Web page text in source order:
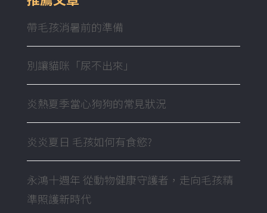
帶毛孩消暑前的準備
別讓貓咪「尿不出來」
炎熱夏季當心狗狗的常見狀況
炎炎夏日 毛孩如何有食慾?
永鴻十週年 從動物健康守護者，走向毛孩精
準照護新時代